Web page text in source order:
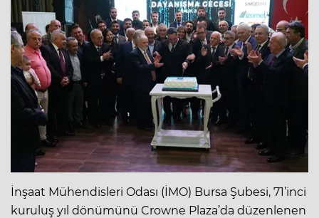
İnşaat Mühendisleri Odası (İMO) Bursa Şubesi, 71’inci
kuruluş yıl dönümünü Crowne Plaza’da düzenlenen